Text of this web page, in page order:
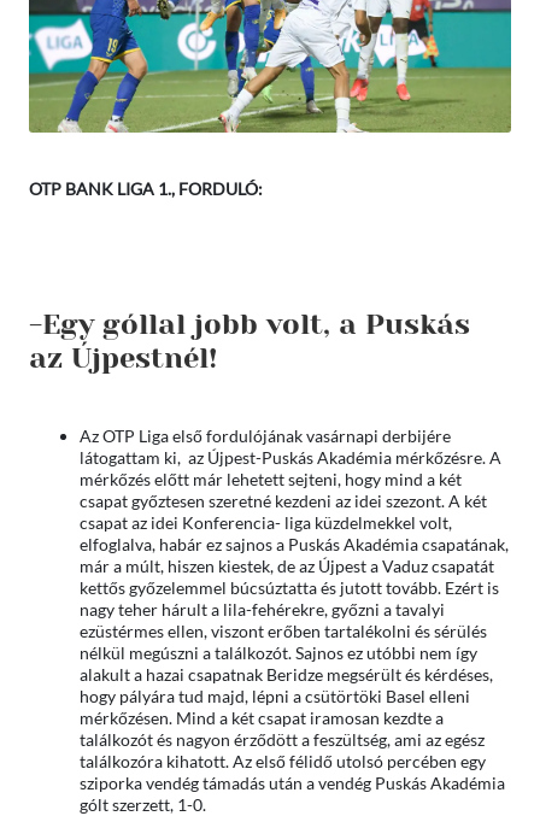
OTP BANK LIGA 1., FORDULÓ:
-Egy góllal jobb volt, a Puskás
az Újpestnél!
Az OTP Liga első fordulójának vasárnapi derbijére
látogattam ki, az Újpest-Puskás Akadémia mérkőzésre. A
mérkőzés előtt már lehetett sejteni, hogy mind a két
csapat győztesen szeretné kezdeni az idei szezont. A két
csapat az idei Konferencia- liga küzdelmekkel volt,
elfoglalva, habár ez sajnos a Puskás Akadémia csapatának,
már a múlt, hiszen kiestek, de az Újpest a Vaduz csapatát
kettős győzelemmel búcsúztatta és jutott tovább. Ezért is
nagy teher hárult a lila-fehérekre, győzni a tavalyi
ezüstérmes ellen, viszont erőben tartalékolni és sérülés
nélkül megúszni a találkozót. Sajnos ez utóbbi nem így
alakult a hazai csapatnak Beridze megsérült és kérdéses,
hogy pályára tud majd, lépni a csütörtöki Basel elleni
mérkőzésen. Mind a két csapat iramosan kezdte a
találkozót és nagyon érződött a feszültség, ami az egész
találkozóra kihatott. Az első félidő utolsó percében egy
sziporka vendég támadás után a vendég Puskás Akadémia
gólt szerzett, 1-0.